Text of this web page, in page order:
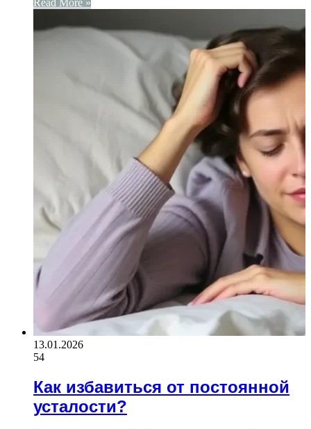
13.01.2026
54
Как избавиться от постоянной
усталости?